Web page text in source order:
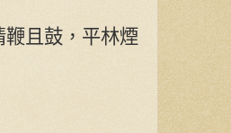
且鼓，平林煙